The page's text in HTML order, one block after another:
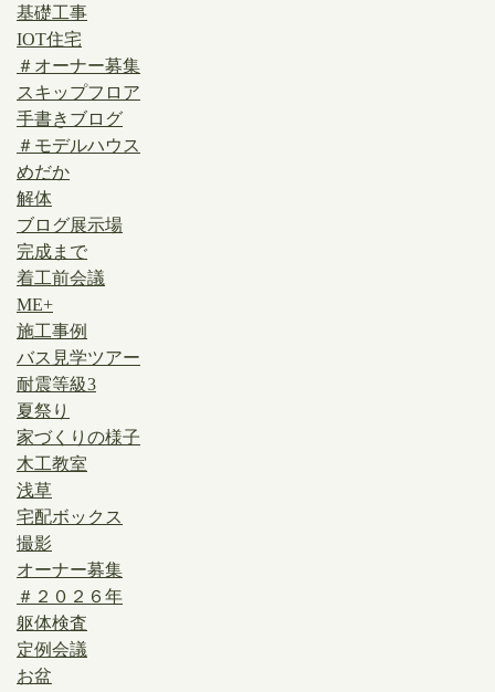
基礎工事
IOT住宅
＃オーナー募集
スキップフロア
手書きブログ
＃モデルハウス
めだか
解体
ブログ展示場
完成まで
着工前会議
ME+
施工事例
バス見学ツアー
耐震等級3
夏祭り
家づくりの様子
木工教室
浅草
宅配ボックス
撮影
オーナー募集
＃２０２６年
躯体検査
定例会議
お盆